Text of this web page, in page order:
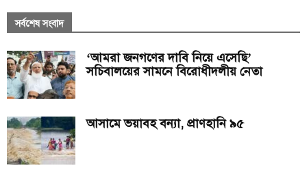
সর্বশেষ সংবাদ
‘আমরা জনগণের দাবি নিয়ে এসেছি’
সচিবালয়ের সামনে বিরোধীদলীয় নেতা
আসামে ভয়াবহ বন্যা, প্রাণহানি ৯৫